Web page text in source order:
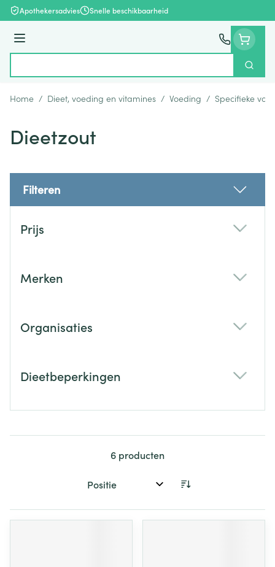
Ga naar de inhoud
Apothekersadvies Snelle beschikbaarheid
Menu
Zoek
Home / Dieet, voeding en vitamines / Voeding / Specifieke
Dieetzout
Filteren
Prijs
Merken
Organisaties
Dieetbeperkingen
6 producten
Sorteer op: